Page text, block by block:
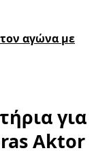
τον αγώνα με
για
Aktor